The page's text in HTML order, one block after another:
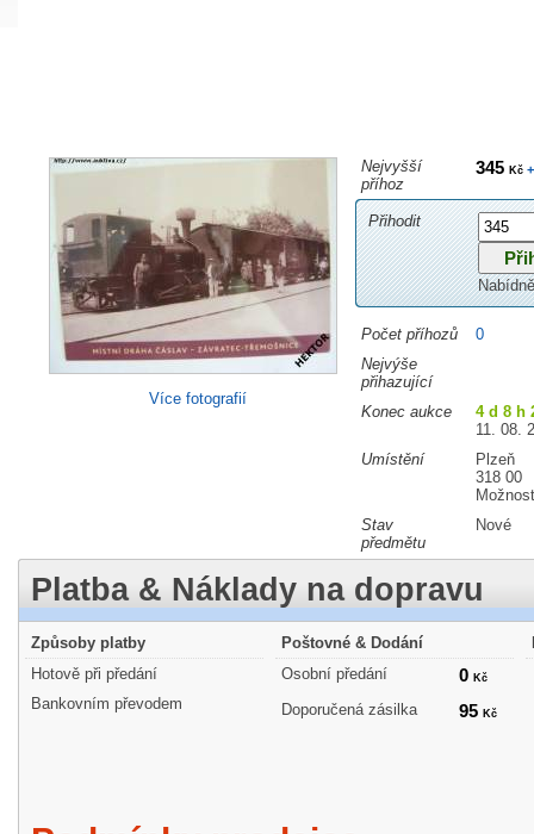
Více fotografií
Nejvyšší
příhoz
345 Kč+
Přihodit
Počet příhozů
0
Nejvýše
přihazující
Konec aukce
4 d 8 h
11. 08.
Umístění
Plzeň
318 00
Stav
předmětu
Nové
Platba & Náklady na dopravu
Způsoby platby
Hotově při předání
Bankovním převodem
Poštovné & Dodání
Osobní předání
0 Kč
Doporučená zásilka 95 Kč